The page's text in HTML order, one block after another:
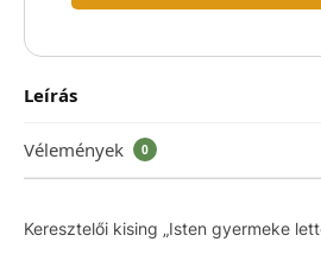
Leírás
Vélemények 0
Keresztelői kising „Isten gyermeke